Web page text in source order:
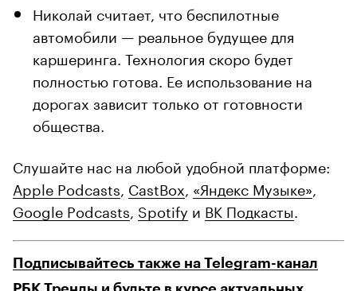
Николай считает, что беспилотные
автомобили — реальное будущее для
каршеринга. Технология скоро будет
полностью готова. Ее использование на
дорогах зависит только от готовности
общества.
Слушайте нас на любой удобной платформе:
Apple Podcasts CastBox «Яндекс Музыке»
Google Podcasts Spotify и ВК Подкасты
Подписывайтесь также на Telegram-канал